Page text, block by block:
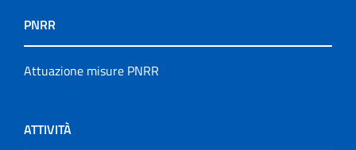
PNRR
Attuazione misure PNRR
ATTIVITÀ